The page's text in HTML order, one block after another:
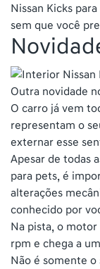
Nissan Kicks
sem que você
Outra novidade
O carro já vem
representam o
externar esse
Apesar de todas
para pets, é
alterações
conhecido por
Na pista, o
rpm e chega a
Não é somente